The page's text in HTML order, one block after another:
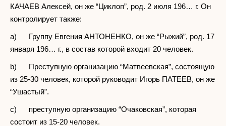
КАЧАЕВ Алексей, он же “Циклоп”, род. 2 июля 196… г. Он
контролирует также:
a) Группу Евгения АНТОНЕНКО, он же “Рыжий”, род. 17
января 196… г., в состав которой входит 20 человек.
b) Преступную организацию “Матвеевская”, состоящую
из 25-30 человек, которой руководит Игорь ПАТЕЕВ, он же
“Ушастый”.
c) преступную организацию “Очаковская”, которая
состоит из 15-20 человек.